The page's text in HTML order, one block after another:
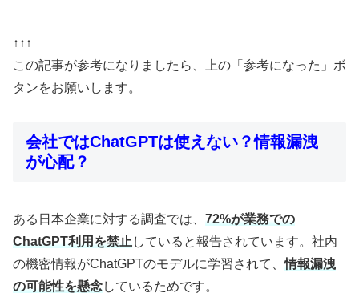
↑↑↑
この記事が参考になりましたら、上の「参考になった」ボ
タンをお願いします。
会社ではChatGPTは使えない？情報漏洩
が心配？
ある日本企業に対する調査では、 72%が業務での
ChatGPT利用を禁止 していると報告されています。社内
の機密情報がChatGPTのモデルに学習されて、情報漏洩
の可能性を懸念しているためです。